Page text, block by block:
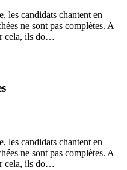
les candidats chantent en
ne sont pas complètes. A
cela, ils do…
les candidats chantent en
ne sont pas complètes. A
cela, ils do…